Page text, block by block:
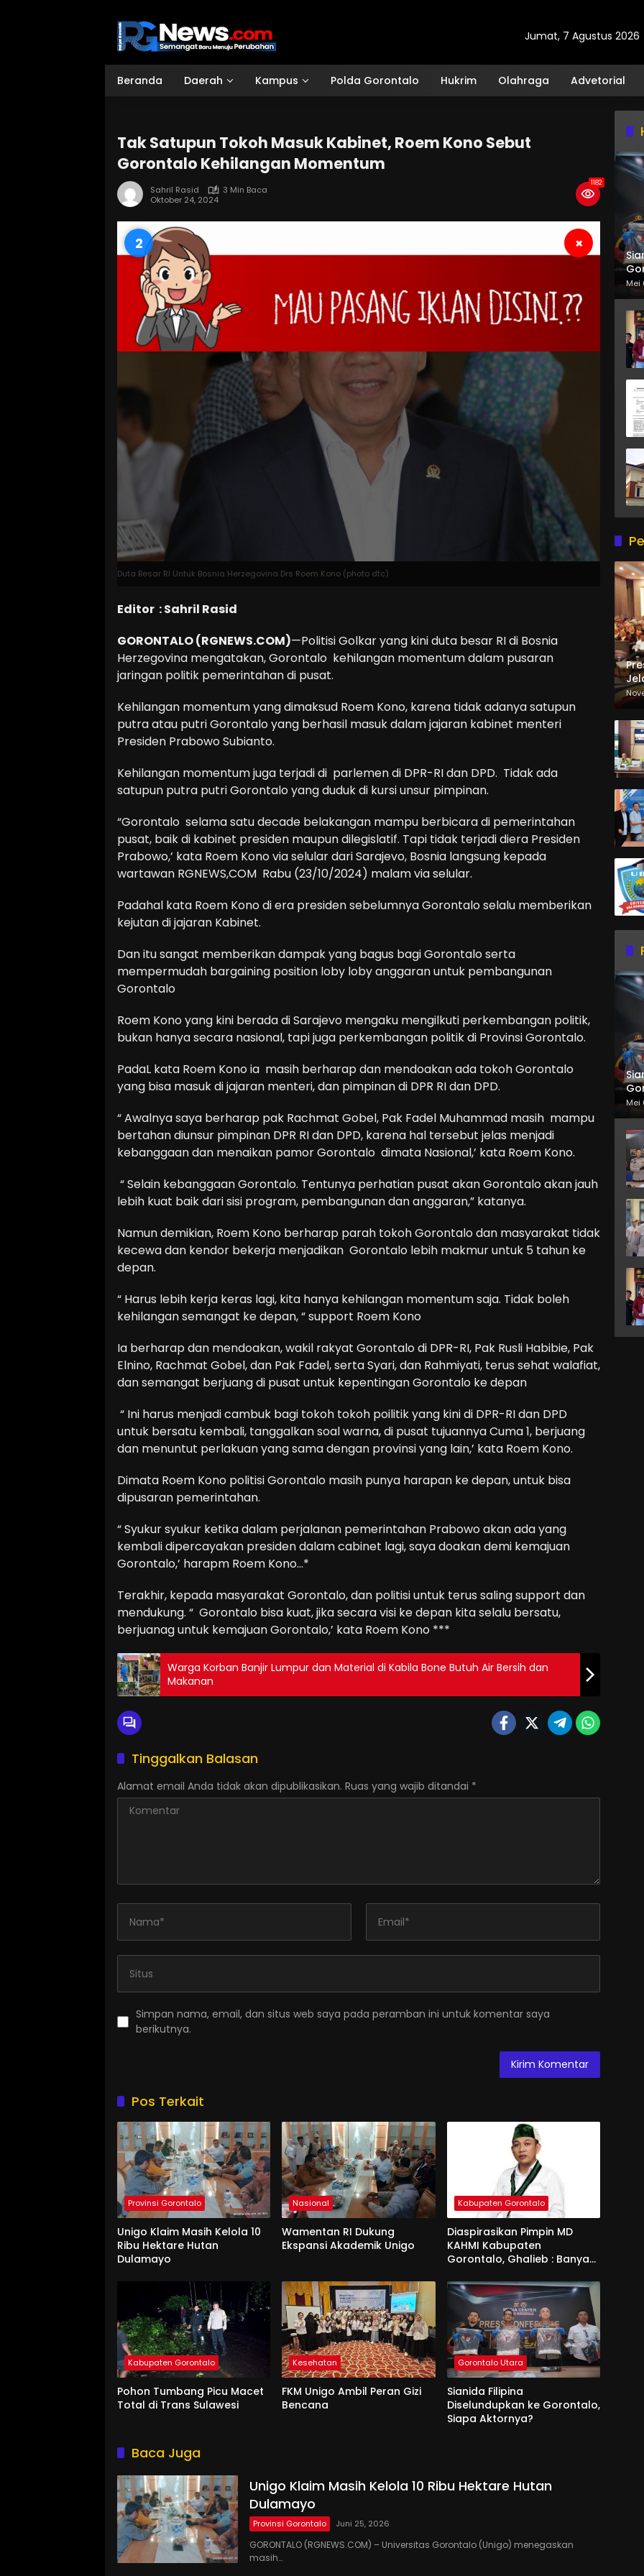
Jumat, 7 Agustus 2026
Beranda Daerah Kampus Polda Gorontalo Hukrim Olahraga Advetorial
Tak Satupun Tokoh Masuk Kabinet, Roem Kono Sebut
Gorontalo Kehilangan Momentum
Sahril Rasid
3 Min Baca
Oktober 24, 2024
1182
1 ×
Duta Besar RI Untuk Bosnia Herzegovina Drs Roem Kono (photo dtc)
Editor : Sahril Rasid
GORONTALO (RGNEWS.COM)—Politisi Golkar yang kini duta besar RI di Bosnia
Herzegovina mengatakan, Gorontalo kehilangan momentum dalam pusaran
jaringan politik pemerintahan di pusat.
Kehilangan momentum yang dimaksud Roem Kono, karena tidak adanya satupun
putra atau putri Gorontalo yang berhasil masuk dalam jajaran kabinet menteri
Presiden Prabowo Subianto.
Kehilangan momentum juga terjadi di parlemen di DPR-RI dan DPD. Tidak ada
satupun putra putri Gorontalo yang duduk di kursi unsur pimpinan.
“Gorontalo selama satu decade belakangan mampu berbicara di pemerintahan
pusat, baik di kabinet presiden maupun dilegislatif. Tapi tidak terjadi diera Presiden
Prabowo,’ kata Roem Kono via selular dari Sarajevo, Bosnia langsung kepada
wartawan RGNEWS,COM Rabu (23/10/2024) malam via selular.
Padahal kata Roem Kono di era presiden sebelumnya Gorontalo selalu memberikan
kejutan di jajaran Kabinet.
Dan itu sangat memberikan dampak yang bagus bagi Gorontalo serta
mempermudah bargaining position loby loby anggaran untuk pembangunan
Gorontalo
Roem Kono yang kini berada di Sarajevo mengaku mengilkuti perkembangan politik,
bukan hanya secara nasional, tapi juga perkembangan politik di Provinsi Gorontalo.
PadaL kata Roem Kono ia masih berharap dan mendoakan ada tokoh Gorontalo
yang bisa masuk di jajaran menteri, dan pimpinan di DPR RI dan DPD.
“ Awalnya saya berharap pak Rachmat Gobel, Pak Fadel Muhammad masih mampu
bertahan diunsur pimpinan DPR RI dan DPD, karena hal tersebut jelas menjadi
kebanggaan dan menaikan pamor Gorontalo dimata Nasional,’ kata Roem Kono.
“ Selain kebanggaan Gorontalo. Tentunya perhatian pusat akan Gorontalo akan jauh
lebih kuat baik dari sisi program, pembangunan dan anggaran,” katanya.
Namun demikian, Roem Kono berharap parah tokoh Gorontalo dan masyarakat tidak
kecewa dan kendor bekerja menjadikan Gorontalo lebih makmur untuk 5 tahun ke
depan.
“ Harus lebih kerja keras lagi, kita hanya kehilangan momentum saja. Tidak boleh
kehilangan semangat ke depan, “ support Roem Kono
Ia berharap dan mendoakan, wakil rakyat Gorontalo di DPR-RI, Pak Rusli Habibie, Pak
Elnino, Rachmat Gobel, dan Pak Fadel, serta Syari, dan Rahmiyati, terus sehat walafiat,
dan semangat berjuang di pusat untuk kepentingan Gorontalo ke depan
“ Ini harus menjadi cambuk bagi tokoh tokoh poilitik yang kini di DPR-RI dan DPD
untuk bersatu kembali, tanggalkan soal warna, di pusat tujuannya Cuma 1, berjuang
dan menuntut perlakuan yang sama dengan provinsi yang lain,’ kata Roem Kono.
Dimata Roem Kono politisi Gorontalo masih punya harapan ke depan, untuk bisa
dipusaran pemerintahan.
“ Syukur syukur ketika dalam perjalanan pemerintahan Prabowo akan ada yang
kembali dipercayakan presiden dalam cabinet lagi, saya doakan demi kemajuan
Gorontalo,’ harapm Roem Kono…*
Terakhir, kepada masyarakat Gorontalo, dan politisi untuk terus saling support dan
mendukung. “ Gorontalo bisa kuat, jika secara visi ke depan kita selalu bersatu,
berjuanag untuk kemajuan Gorontalo,’ kata Roem Kono ***
Warga Korban Banjir Lumpur dan Material di Kabila Bone Butuh Air Bersih dan
Makanan
Tinggalkan Balasan
Alamat email Anda tidak akan dipublikasikan. Ruas yang wajib ditandai *
Simpan nama, email, dan situs web saya pada peramban ini untuk komentar saya
berikutnya.
Pos Terkait
Provinsi Gorontalo
Unigo Klaim Masih Kelola 10
Ribu Hektare Hutan
Dulamayo
Nasional
Wamentan RI Dukung
Ekspansi Akademik Unigo
Kabupaten Gorontalo
Diaspirasikan Pimpin MD
KAHMI Kabupaten
Gorontalo, Ghalieb : Banyak
Kabupaten Gorontalo
Pohon Tumbang Picu Macet
Total di Trans Sulawesi
Kesehatan
FKM Unigo Ambil Peran Gizi
Bencana
Gorontalo Utara
Sianida Filipina
Diselundupkan ke Gorontalo,
Siapa Aktornya?
Baca Juga
Unigo Klaim Masih Kelola 10 Ribu Hektare Hutan
Dulamayo
Provinsi Gorontalo Juni 25, 2026
GORONTALO (RGNEWS.COM) – Universitas Gorontalo (Unigo) menegaskan
masih…
Mei
Mei